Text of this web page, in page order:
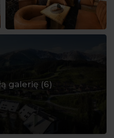
galerię (6)